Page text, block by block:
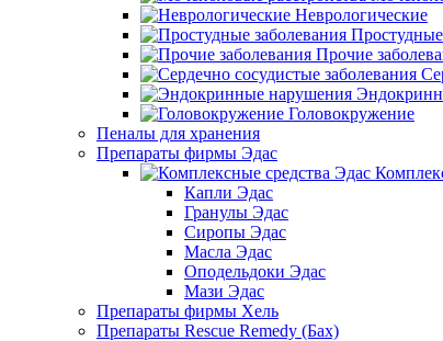
Неврологические
Прочие
Головокружение
Пеналы для хранения
Препараты фирмы Эдас
Капли Эдас
Гранулы Эдас
Сиропы Эдас
Масла Эдас
Оподельдоки Эдас
Мази Эдас
Препараты фирмы Хель
Препараты Rescue Remedy (Бах)